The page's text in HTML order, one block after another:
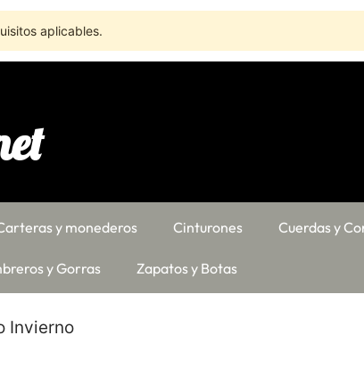
aplicables.
y monederos Cinturones Cuerdas y
y Gorras Zapatos y Botas
Invierno